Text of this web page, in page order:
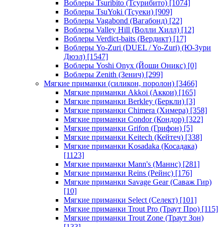
Воблеры Tsuribito (Тсурибито) [1074]
Воблеры TsuYoki (Тсуеки) [909]
Воблеры Vagabond (Вагабонд) [22]
Воблеры Valley Hill (Волли Хилл) [12]
Воблеры Verdict-baits (Вердикт) [17]
Воблеры Yo-Zuri (DUEL / Yo-Zuri) (Ю-Зури
Дюэл) [1547]
Воблеры Yoshi Onyx (Йоши Оникс) [0]
Воблеры Zenith (Зенич) [299]
Мягкие приманки (силикон, поролон) [3466]
Мягкие приманки Akkoi (Аккои) [165]
Мягкие приманки Berkley (Беркли) [3]
Мягкие приманки Chimera (Химера) [358]
Мягкие приманки Condor (Кондор) [322]
Мягкие приманки Grifon (Грифон) [5]
Мягкие приманки Keitech (Кейтеч) [338]
Мягкие приманки Kosadaka (Косадака)
[1123]
Мягкие приманки Mann's (Маннс) [281]
Мягкие приманки Reins (Рейнс) [176]
Мягкие приманки Savage Gear (Саваж Гир)
[10]
Мягкие приманки Select (Селект) [101]
Мягкие приманки Trout Pro (Траут Про) [115]
Мягкие приманки Trout Zone (Траут Зон)